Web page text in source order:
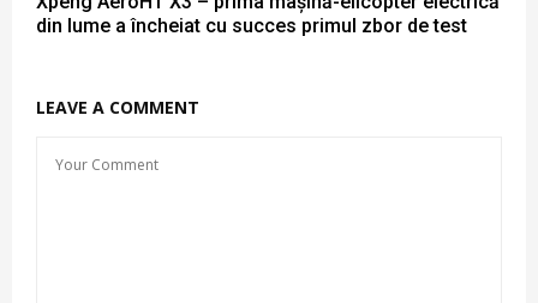
din lume a încheiat cu succes primul zbor de test
LEAVE A COMMENT